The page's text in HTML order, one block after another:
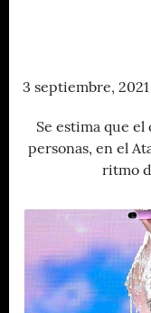
3 septiembre, 2021
Se estima que
personas, en el
ritmo